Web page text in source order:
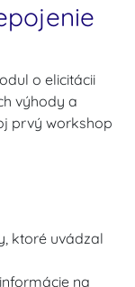
o elicitácii
výhody a
prvý workshop
ktoré uvádzal
na